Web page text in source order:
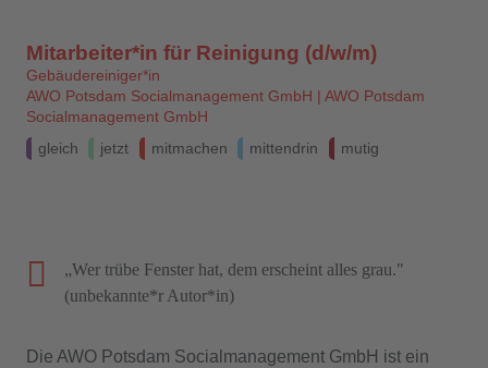
Mitarbeiter*in für Reinigung (d/w/m)
Gebäudereiniger*in
AWO Potsdam Socialmanagement GmbH | AWO Potsdam
Socialmanagement GmbH
gleich
jetzt mitmachen mittendrin mutig
„Wer trübe Fenster hat, dem erscheint alles grau."
(unbekannte*r Autor*in)
Die AWO Potsdam Socialmanagement GmbH ist ein